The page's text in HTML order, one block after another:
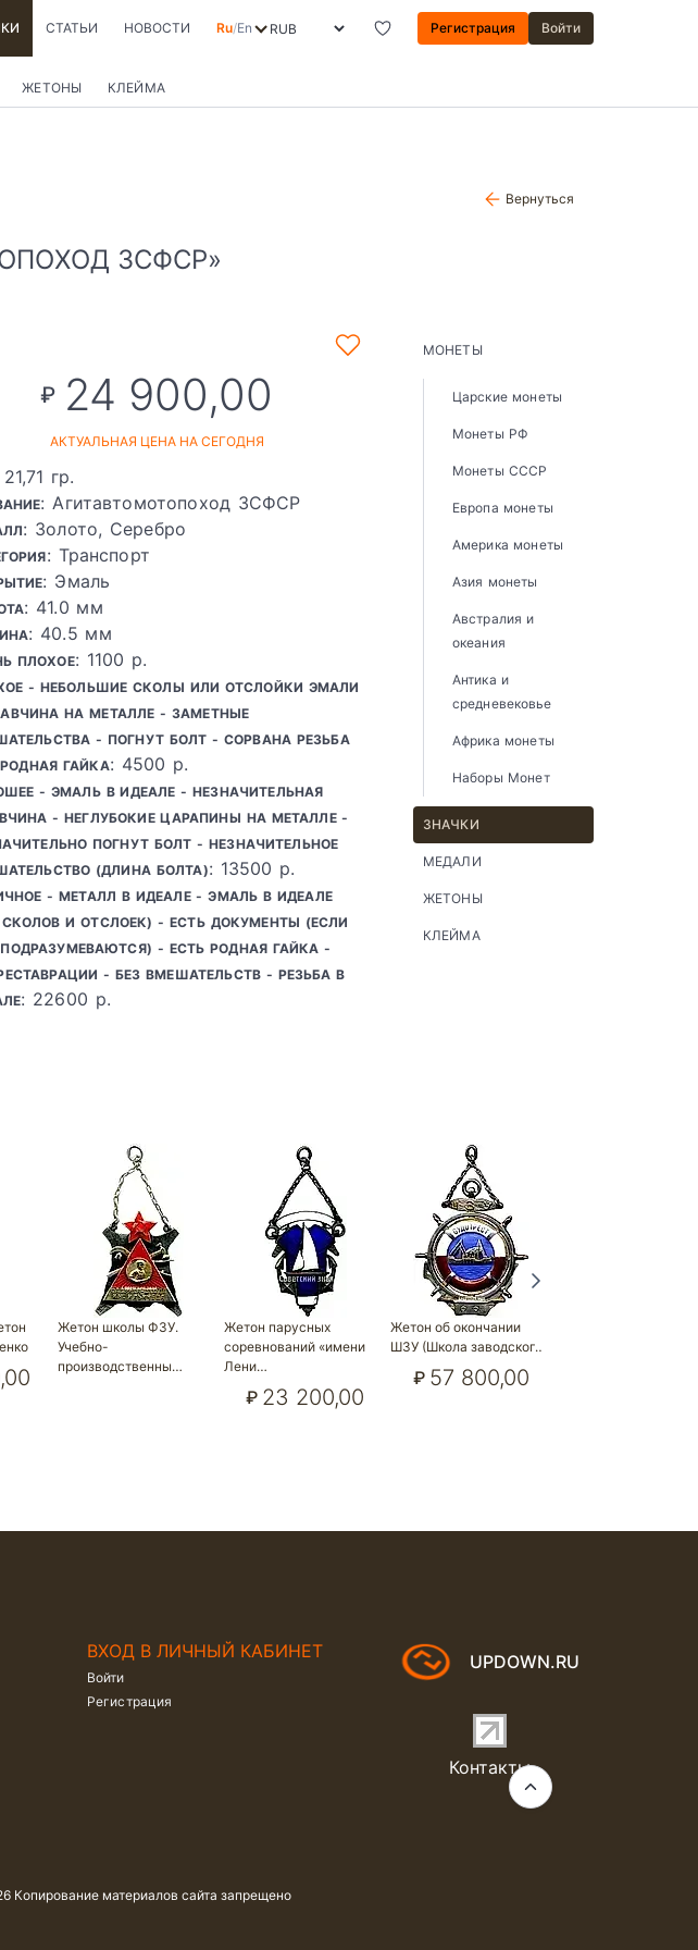
СТАТЬИ НОВОСТИ Ru/En Регистрация Войти
ЖЕТОНЫ КЛЕЙМА
Вернуться
ЗСФСР»
₽ 24 900,00
АКТУАЛЬНАЯ ЦЕНА НА СЕГОДНЯ
гр.
: Агитавтомотопоход ЗСФСР
: Золото, Серебро
: Транспорт
: Эмаль
: 41.0 мм
: 40.5 мм
ПЛОХОЕ: 1100 р.
- НЕБОЛЬШИЕ СКОЛЫ ИЛИ ОТСЛОЙКИ ЭМАЛИ
НА МЕТАЛЛЕ - ЗАМЕТНЫЕ
- ПОГНУТ БОЛТ - СОРВАНА РЕЗЬБА
ГАЙКА: 4500 р.
- ЭМАЛЬ В ИДЕАЛЕ - НЕЗНАЧИТЕЛЬНАЯ
- НЕГЛУБОКИЕ ЦАРАПИНЫ НА МЕТАЛЛЕ -
ПОГНУТ БОЛТ - НЕЗНАЧИТЕЛЬНОЕ
(ДЛИНА БОЛТА): 13500 р.
- МЕТАЛЛ В ИДЕАЛЕ - ЭМАЛЬ В ИДЕАЛЕ
СКОЛОВ И ОТСЛОЕК) - ЕСТЬ ДОКУМЕНТЫ (ЕСЛИ
- ЕСТЬ РОДНАЯ ГАЙКА -
- БЕЗ ВМЕШАТЕЛЬСТВ - РЕЗЬБА В
: 22600 р.
МОНЕТЫ
Царские монеты
Монеты РФ
Монеты СССР
Европа монеты
Америка монеты
Азия монеты
Австралия и
океания
Антика и
средневековье
Африка монеты
Наборы Монет
ЗНАЧКИ
МЕДАЛИ
ЖЕТОНЫ
КЛЕЙМА
Жетон школы ФЗУ.
Учебно-
производственны…
Жетон парусных
соревнований «имени
Лени…
₽ 23 200,00
Жетон об окончании
ШЗУ (Школа заводског…
₽ 57 800,00
ВХОД В ЛИЧНЫЙ КАБИНЕТ
Войти
Регистрация
UPDOWN.RU
Контакты
материалов сайта запрещено